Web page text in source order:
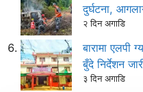
दुर्घटना,
२ दिन अगाडि
बारामा एलपी
बुँदे निर्देशन
३ दिन अगाडि